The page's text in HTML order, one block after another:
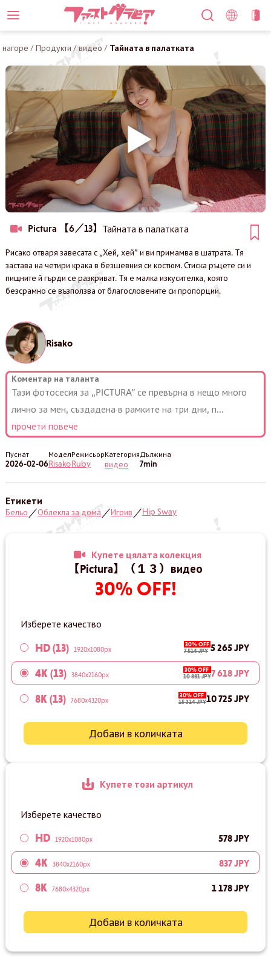
нагоре /Продукти /видео / Тайната в палатката
Pictura 【6／13】 Тайната в палатката
Рисако отваря завесата с „Хей, хей” и ви примамва в шатрата. Тя
застава на четири крака в безшевния си костюм. Стиска ръцете си и
пищните й гърди се разкриват. Тя е малка изкусителка, която
безсрамно се възползва от благословените си пропорции.
Risako
Коментар на таланта
Тази фотосесия за „PICTURA” се превърна в нещо много
лично за мен, създадена в рамките на три дни, п...
прочети повече
Пуснат
2026-02-06
Модел
Risako
Режисьор
Ruby
Категория
видео
Дължина
7min
Етикети
Бельо／Облекла за дома／Игрив／Hip Sway
Купете цялата колекция
【Pictura】（１３）видео
30% OFF!
Изберете качество
HD (13) 1920x1080px
30% OFF
7 514 JPY 5 265 JPY
4K (13) 3840x2160px
30% OFF
10 881 JPY7 618 JPY
8K (13) 7680x4320px
30% OFF
15 314 JPY10 725 JPY
Добави в количката
Купете този артикул
Изберете качество
HD 1920x1080px 578 JPY
4K 3840x2160px 837 JPY
8K 7680x4320px 1 178 JPY
Добави в количката